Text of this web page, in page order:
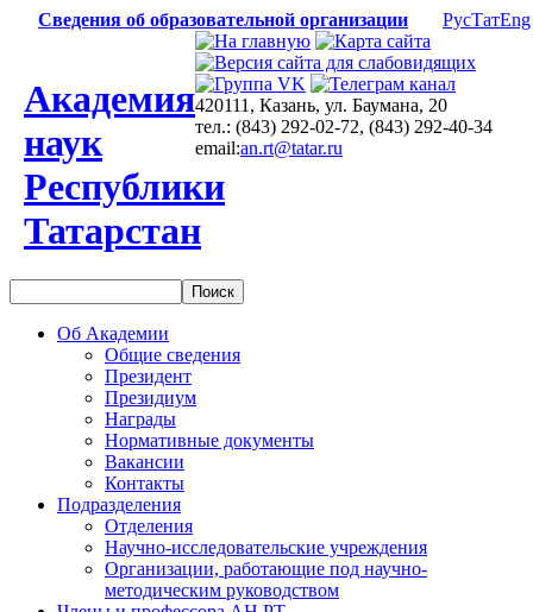
Сведения об образовательной организации РусТатEng
Академия
наук
Республики
Татарстан
420111, Казань, ул. Баумана, 20
тел.: (843) 292-02-72, (843) 292-40-34
email:an.rt@tatar.ru
Об Академии
Общие сведения
Президент
Президиум
Награды
Нормативные документы
Вакансии
Контакты
Подразделения
Отделения
Научно-исследовательские учреждения
Организации, работающие под научно-
методическим руководством